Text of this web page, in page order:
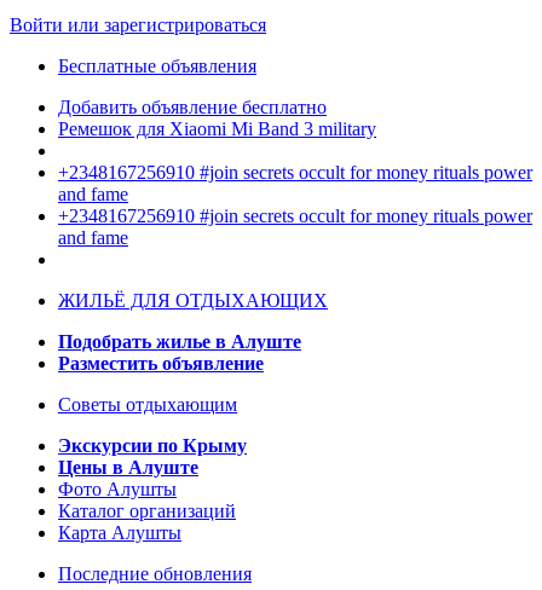
Войти или зарегистрироваться
Бесплатные объявления
Добавить объявление бесплатно
Ремешок для Xiaomi Mi Band 3 military
+2348167256910 #join secrets occult for money rituals power
and fame
+2348167256910 #join secrets occult for money rituals power
and fame
ЖИЛЬЁ ДЛЯ ОТДЫХАЮЩИХ
Подобрать жилье в Алуште
Разместить объявление
Советы отдыхающим
Экскурсии по Крыму
Цены в Алуште
Фото Алушты
Каталог организаций
Карта Алушты
Последние обновления